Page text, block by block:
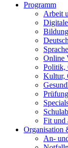
Programm
Arbeit
Online
Politik,
Kultur,
Fit und
Organisation
An-